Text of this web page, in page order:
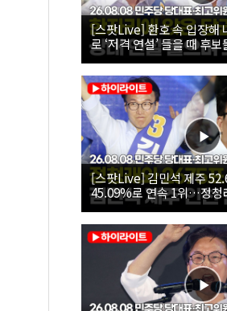
[스팟Live] 환호 속 입장해
로 ‘저격 연설’ 들을 때 후
26.08.08 더불어민주당 당
보 인천 합동연설회
[스팟Live] 김민석 제주
45.09%로 연속 1위…정청
26.08.08 더불어민주당 당대
보 인천 합동연설회